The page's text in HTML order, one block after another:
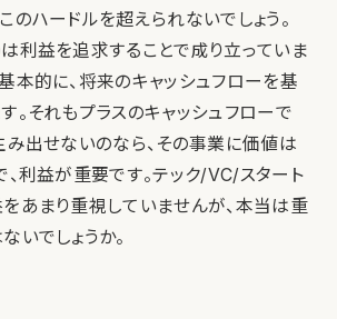
のハードルを超えられないでしょう。
利益を追求することで成り立っていま
本的に、将来のキャッシュフローを基
。それもプラスのキャッシュフローで
み出せないのなら、その事業に価値は
、利益が重要です。テック/VC/スタート
あまり重視していませんが、本当は重
いでしょうか。